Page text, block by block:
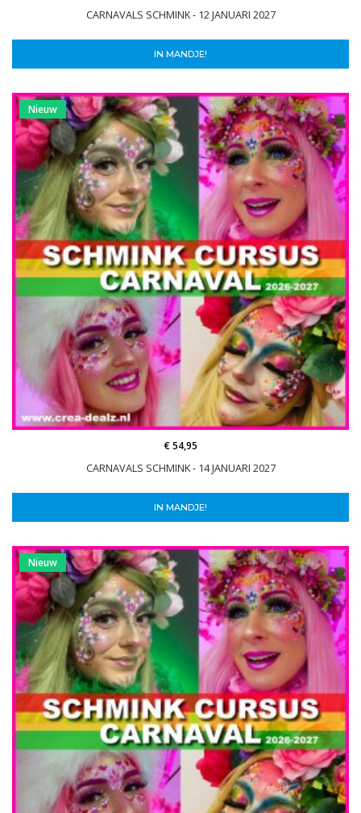
CARNAVALS SCHMINK - 12 JANUARI 2027
IN MANDJE!
Nieuw
CARNAVALS SCHMINK - 14 JANUARI 2027
€ 54,95
IN MANDJE!
Nieuw